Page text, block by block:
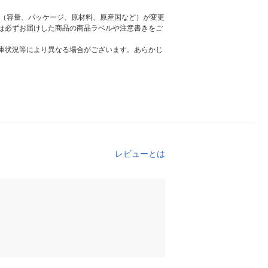
容量、パッケージ、原材料、原産国など）が変更
ずお届けした商品の商品ラベルや注意書きをご
況等により異なる場合がございます。あらかじ
レビューとは